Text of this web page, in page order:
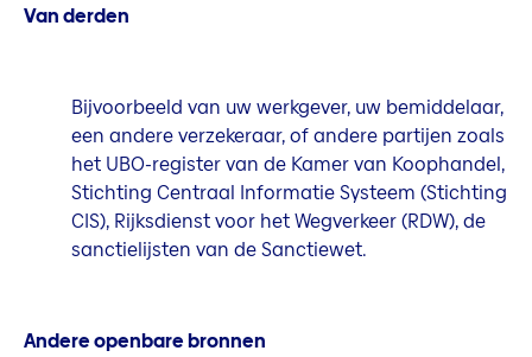
Van derden
Bijvoorbeeld van uw werkgever, uw bemiddelaar,
een andere verzekeraar, of andere partijen zoals
het UBO-register van de Kamer van Koophandel,
Stichting Centraal Informatie Systeem (Stichting
CIS), Rijksdienst voor het Wegverkeer (RDW), de
sanctielijsten van de Sanctiewet.
Andere openbare bronnen